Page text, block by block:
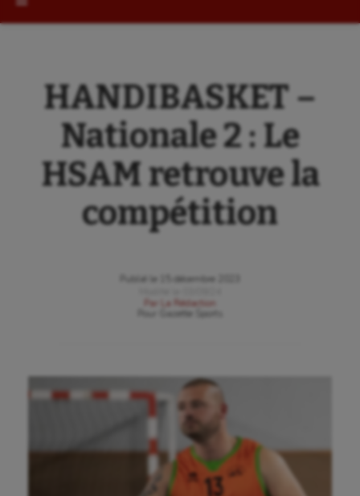
HANDIBASKET –
Nationale 2 : Le
HSAM retrouve la
compétition
Publié le
15 décembre 2023
Par
La Rédaction
Gazette Sports